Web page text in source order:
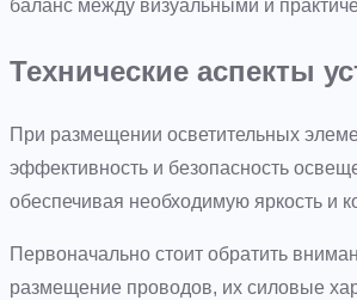
баланс между визуальными и
Технические аспекты
При размещении осветительных
эффективность и безопасность
обеспечивая необходимую яркость и
Первоначально стоит обратить
размещение проводов, их силовые